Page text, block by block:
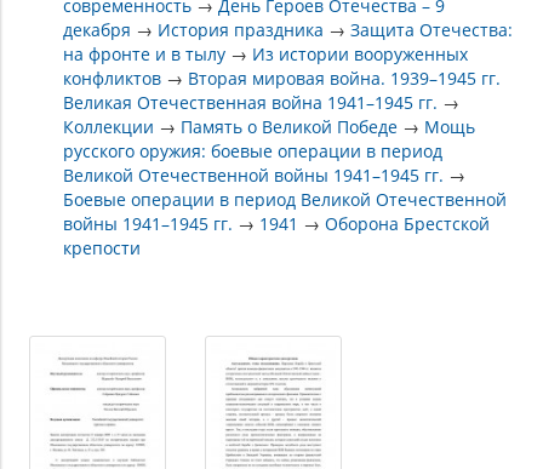
современность →День Героев Отечества – 9
декабря → История праздника →Защита Отечества:
на фронте и в тылу → Из истории вооруженных
конфликтов → Вторая мировая война. 1939–1945 гг.
Великая Отечественная война 1941–1945 гг. →
Коллекции → Память о Великой Победе → Мощь
русского оружия: боевые операции в период
Великой Отечественной войны 1941–1945 гг. →
Боевые операции в период Великой Отечественной
войны 1941–1945 гг. → 1941 →Оборона Брестской
крепости